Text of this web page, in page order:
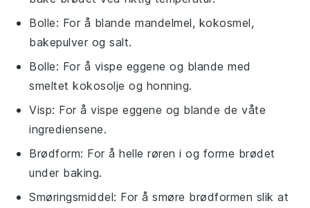
Bolle: For å blande mandelmel, kokosmel,
bakepulver og salt.
Bolle: For å vispe eggene og blande med
smeltet kokosolje og honning.
Visp: For å vispe eggene og blande de våte
ingrediensene.
Brødform: For å helle røren i og forme brødet
under baking.
Smøringsmiddel: For å smøre brødformen slik at